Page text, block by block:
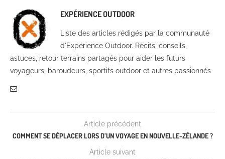
EXPÉRIENCE OUTDOOR
Liste des articles rédigés par la communauté
d'Expérience Outdoor. Récits, conseils,
astuces, retour terrains partagés pour aider les futurs
voyageurs, baroudeurs, sportifs outdoor et autres passionnés
Article précédent
COMMENT SE DÉPLACER LORS D’UN VOYAGE EN NOUVELLE-ZÉLANDE ?
Article suivant